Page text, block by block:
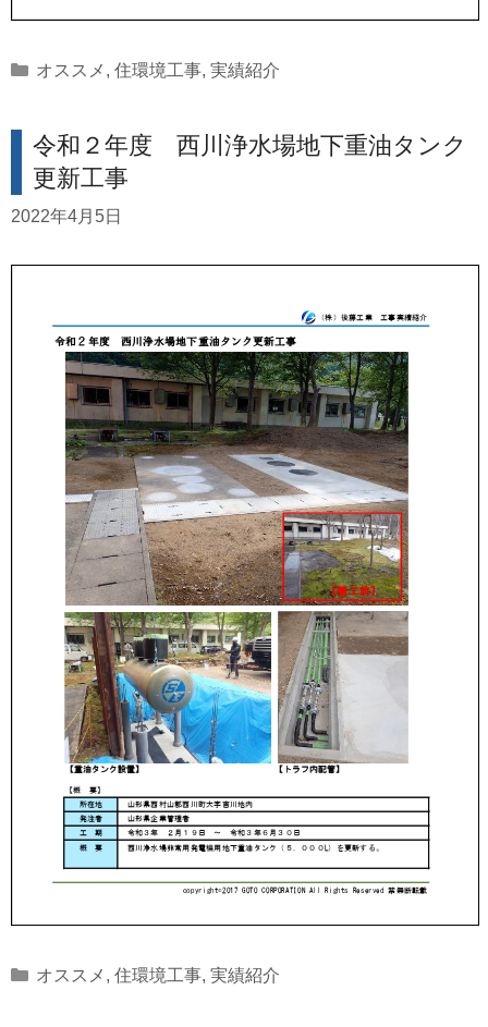
Categories
オススメ , 住環境工事, 実績紹介
令和２年度 西川浄水場地下重油タンク
更新工事
2022年4月5日
Categories
オススメ , 住環境工事, 実績紹介